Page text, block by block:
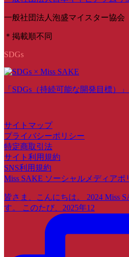
一般社団法人泡盛マイスター協会
＊掲載順不同
SDGs
「SDGs（持続可能な開発目標）
サイトマップ
プライバシーポリシー
特定商取引法
サイト利用規約
SNS利用規約
Miss SAKE ソーシャルメディアポ
皆さま、こんにちは。 2024 Miss
す。 このたび、2025年12